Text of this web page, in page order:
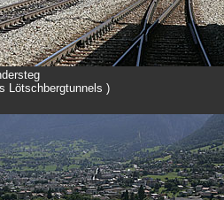
Lötschbergtunnels )